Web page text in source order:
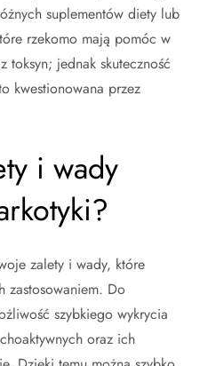
suplementów diety lub
rzekomo mają pomóc w
toksyn; jednak skuteczność
kwestionowana przez
i wady
zalety i wady, które
zastosowaniem. Do
szybkiego wykrycia
oraz ich